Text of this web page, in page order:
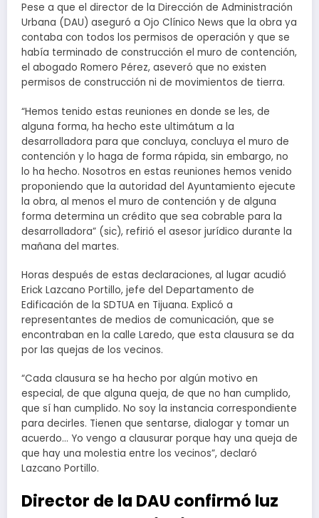
Pese a que el director de la Dirección de Administración
Urbana (DAU) aseguró a Ojo Clínico News que la obra ya
contaba con todos los permisos de operación y que se
había terminado de construcción el muro de contención,
el abogado Romero Pérez, aseveró que no existen
permisos de construcción ni de movimientos de tierra.
“Hemos tenido estas reuniones en donde se les, de
alguna forma, ha hecho este ultimátum a la
desarrolladora para que concluya, concluya el muro de
contención y lo haga de forma rápida, sin embargo, no
lo ha hecho. Nosotros en estas reuniones hemos venido
proponiendo que la autoridad del Ayuntamiento ejecute
la obra, al menos el muro de contención y de alguna
forma determina un crédito que sea cobrable para la
desarrolladora” (sic), refirió el asesor jurídico durante la
mañana del martes.
Horas después de estas declaraciones, al lugar acudió
Erick Lazcano Portillo, jefe del Departamento de
Edificación de la SDTUA en Tijuana. Explicó a
representantes de medios de comunicación, que se
encontraban en la calle Laredo, que esta clausura se da
por las quejas de los vecinos.
“Cada clausura se ha hecho por algún motivo en
especial, de que alguna queja, de que no han cumplido,
que sí han cumplido. No soy la instancia correspondiente
para decirles. Tienen que sentarse, dialogar y tomar un
acuerdo… Yo vengo a clausurar porque hay una queja de
que hay una molestia entre los vecinos”, declaró
Lazcano Portillo.
Director de la DAU confirmó luz